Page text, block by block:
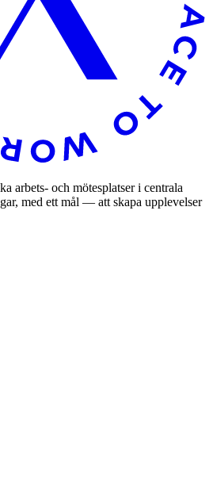
arbets- och mötesplatser i centrala
med ett mål — att skapa upplevelser